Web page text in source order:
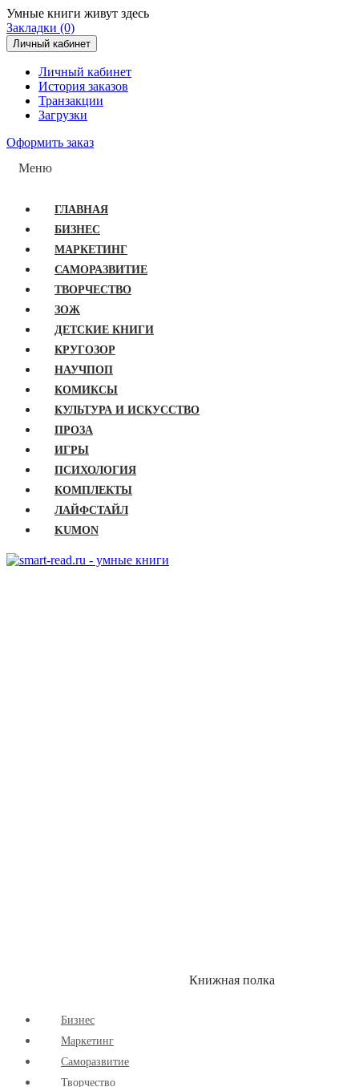
Умные книги живут здесь
Закладки (0)
Личный кабинет
Личный кабинет
История заказов
Транзакции
Загрузки
Оформить заказ
Меню
ГЛАВНАЯ
БИЗНЕС
МАРКЕТИНГ
САМОРАЗВИТИЕ
ТВОРЧЕСТВО
ЗОЖ
ДЕТСКИЕ КНИГИ
КРУГОЗОР
НАУЧПОП
КОМИКСЫ
КУЛЬТУРА И ИСКУССТВО
ПРОЗА
ИГРЫ
ПСИХОЛОГИЯ
КОМПЛЕКТЫ
ЛАЙФСТАЙЛ
KUMON
Книжная полка
Бизнес
Маркетинг
Cаморазвитие
Творчество